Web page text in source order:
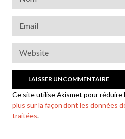
Ce site utilise Akismet pour réduire
plus sur la façon dont les données
traitées.